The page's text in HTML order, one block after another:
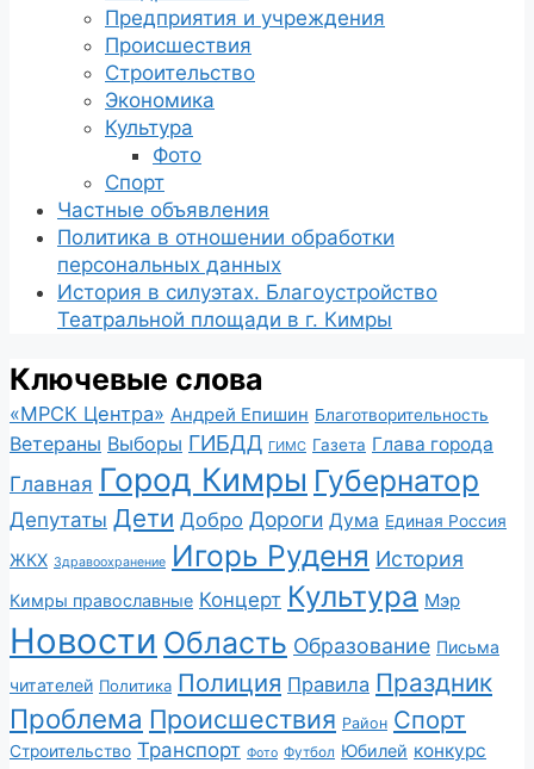
Предприятия и учреждения
Происшествия
Строительство
Экономика
Культура
Фото
Спорт
Частные объявления
Политика в отношении обработки
персональных данных
История в силуэтах. Благоустройство
Театральной площади в г. Кимры
Ключевые слова
«МРСК Центра» Андрей Епишин Благотворительность
Ветераны Выборы ГИБДД ГИМС Газета Глава города
Главная Город Кимры Губернатор
Депутаты Дети Добро Дороги Дума Единая Россия
ЖКХ Здравоохранение Игорь Руденя История
Кимры православные Концерт Культура Мэр
Новости Область Образование Письма
читателей Политика Полиция Правила Праздник
Проблема Происшествия Район Спорт
Строительство Транспорт Фото Футбол Юбилей конкурс